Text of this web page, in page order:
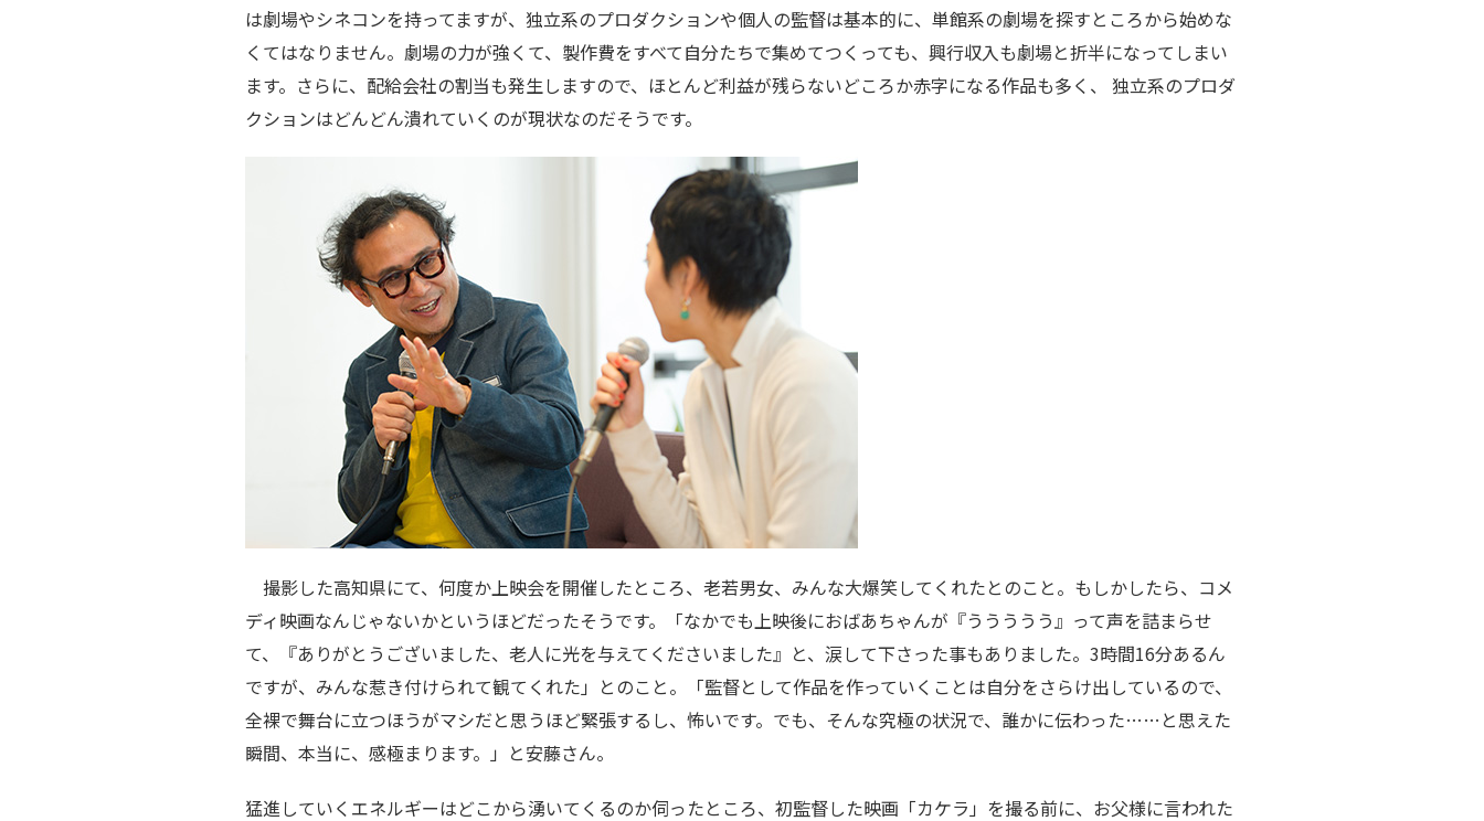
は劇場やシネコンを持ってますが、独立系のプロダクションや個人の監督は基本的に、単館系の劇場を探すところから始めな
くてはなりません。劇場の力が強くて、製作費をすべて自分たちで集めてつくっても、興行収入も劇場と折半になってしまい
ます。さらに、配給会社の割当も発生しますので、ほとんど利益が残らないどころか赤字になる作品も多く、 独立系のプロダ
クションはどんどん潰れていくのが現状なのだそうです。
撮影した高知県にて、何度か上映会を開催したところ、老若男女、みんな大爆笑してくれたとのこと。もしかしたら、コメ
ディ映画なんじゃないかというほどだったそうです。「なかでも上映後におばあちゃんが『ううううう』って声を詰まらせ
て、『ありがとうございました、老人に光を与えてくださいました』と、涙して下さった事もありました。3時間16分あるん
ですが、みんな惹き付けられて観てくれた」とのこと。「監督として作品を作っていくことは自分をさらけ出しているので、
全裸で舞台に立つほうがマシだと思うほど緊張するし、怖いです。でも、そんな究極の状況で、誰かに伝わった……と思えた
瞬間、本当に、感極まります。」と安藤さん。
猛進していくエネルギーはどこから湧いてくるのか伺ったところ、初監督した映画「カケラ」を撮る前に、お父様に言われた